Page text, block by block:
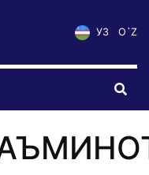
УЗ O`Z